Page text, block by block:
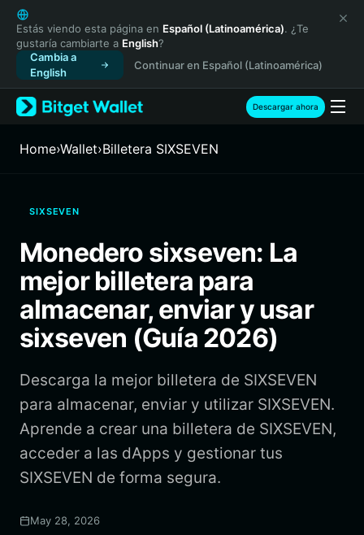
English
日本語
Tiếng Việt
Русский
Español (Latinoamérica)
Türkçe
Français
繁體中文
Bahasa Indonesia
ภาษาไทย
Español
Português (Brasil)
Estás viendo esta página en Español (Latinoamérica). ¿Te
gustaría cambiarte a English?
Cambia a
English
Continuar en Español (Latinoamérica)
Descargar ahora
Home›Wallet›Billetera SIXSEVEN
SIXSEVEN
Monedero sixseven: La
mejor billetera para
almacenar, enviar y usar
sixseven (Guía 2026)
Descarga la mejor billetera de SIXSEVEN
para almacenar, enviar y utilizar SIXSEVEN.
Aprende a crear una billetera de SIXSEVEN,
acceder a las dApps y gestionar tus
SIXSEVEN de forma segura.
May 28, 2026